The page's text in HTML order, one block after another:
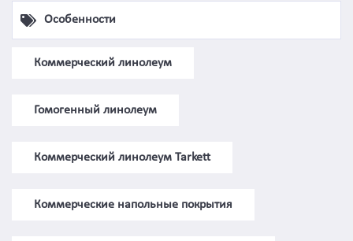
Особенности
Коммерческий линолеум
Гомогенный линолеум
Коммерческий линолеум Tarkett
Коммерческие напольные покрытия